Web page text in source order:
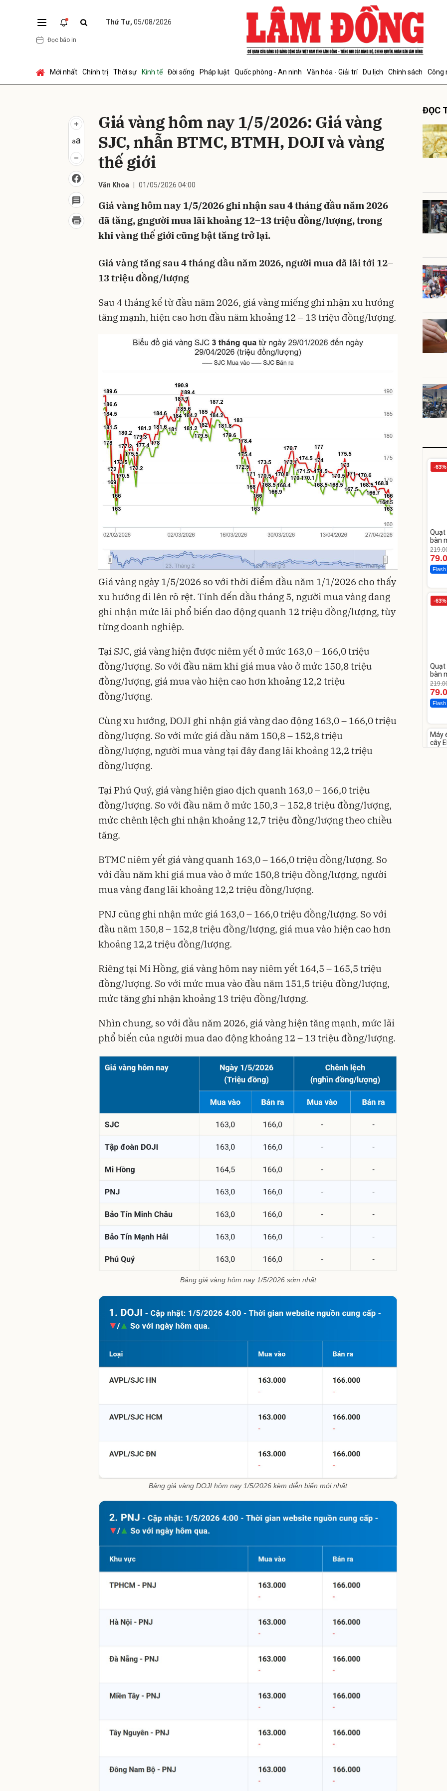
Thứ Tư, 05/08/2026
Đọc báo in
Mới nhất Chính trị Thời sự Kinh tế Đời sống Pháp luật Quốc phòng - An ninh Văn hóa - Giải trí Du lịch Chính sách Công
Giá vàng hôm nay 1/5/2026: Giá vàng
SJC, nhẫn BTMC, BTMH, DOJI và vàng
thế giới
Văn Khoa 01/05/2026 04:00
Giá vàng hôm nay 1/5/2026 ghi nhận sau 4 tháng đầu năm 2026
đã tăng, gngười mua lãi khoảng 12–13 triệu đồng/lượng, trong
khi vàng thế giới cũng bật tăng trở lại.
Giá vàng tăng sau 4 tháng đầu năm 2026, người mua đã lãi tới 12–
13 triệu đồng/lượng
Sau 4 tháng kể từ đầu năm 2026, giá vàng miếng ghi nhận xu hướng
tăng mạnh, hiện cao hơn đầu năm khoảng 12 – 13 triệu đồng/lượng.
Giá vàng ngày 1/5/2026 so với thời điểm đầu năm 1/1/2026 cho thấy
xu hướng đi lên rõ rệt. Tính đến đầu tháng 5, người mua vàng đang
ghi nhận mức lãi phổ biến dao động quanh 12 triệu đồng/lượng, tùy
từng doanh nghiệp.
Tại SJC, giá vàng hiện được niêm yết ở mức 163,0 – 166,0 triệu
đồng/lượng. So với đầu năm khi giá mua vào ở mức 150,8 triệu
đồng/lượng, giá mua vào hiện cao hơn khoảng 12,2 triệu
đồng/lượng.
Cùng xu hướng, DOJI ghi nhận giá vàng dao động 163,0 – 166,0 triệu
đồng/lượng. So với mức giá đầu năm 150,8 – 152,8 triệu
đồng/lượng, người mua vàng tại đây đang lãi khoảng 12,2 triệu
đồng/lượng.
Tại Phú Quý, giá vàng hiện giao dịch quanh 163,0 – 166,0 triệu
đồng/lượng. So với đầu năm ở mức 150,3 – 152,8 triệu đồng/lượng,
mức chênh lệch ghi nhận khoảng 12,7 triệu đồng/lượng theo chiều
tăng.
BTMC niêm yết giá vàng quanh 163,0 – 166,0 triệu đồng/lượng. So
với đầu năm khi giá mua vào ở mức 150,8 triệu đồng/lượng, người
mua vàng đang lãi khoảng 12,2 triệu đồng/lượng.
PNJ cũng ghi nhận mức giá 163,0 – 166,0 triệu đồng/lượng. So với
đầu năm 150,8 – 152,8 triệu đồng/lượng, giá mua vào hiện cao hơn
khoảng 12,2 triệu đồng/lượng.
Riêng tại Mi Hồng, giá vàng hôm nay niêm yết 164,5 – 165,5 triệu
đồng/lượng. So với mức mua vào đầu năm 151,5 triệu đồng/lượng,
mức tăng ghi nhận khoảng 13 triệu đồng/lượng.
Nhìn chung, so với đầu năm 2026, giá vàng hiện tăng mạnh, mức lãi
phổ biến của người mua dao động khoảng 12 – 13 triệu đồng/lượng.
Bảng giá vàng hôm nay 1/5/2026 sớm nhất
Bảng giá vàng DOJI hôm nay 1/5/2026 kèm diễn biến mới nhất
ĐỌC
-63%
Quạt
bàn
Flash
-63%
Quạt
bàn
Flash
-28%
Máy
cây
Gửi bình luận